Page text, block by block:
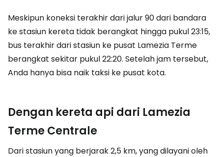
Meskipun koneksi terakhir dari jalur 90 dari bandara
ke stasiun kereta tidak berangkat hingga pukul 23:15,
bus terakhir dari stasiun ke pusat Lamezia Terme
berangkat sekitar pukul 22:20. Setelah jam tersebut,
Anda hanya bisa naik taksi ke pusat kota.
Dengan kereta api dari Lamezia
Terme Centrale
Dari stasiun yang berjarak 2,5 km, yang dilayani oleh